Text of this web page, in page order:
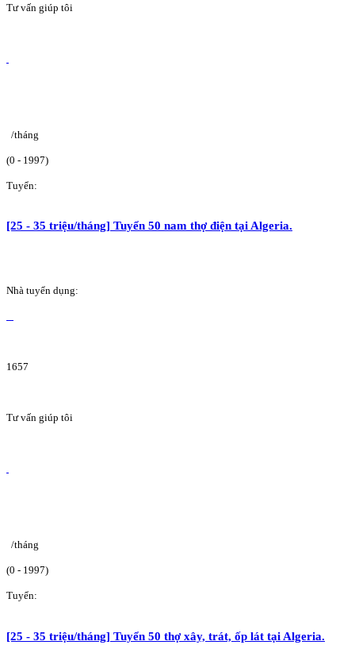
Tư vấn giúp tôi
/tháng
(0 - 1997)
Tuyển:
[25 - 35 triệu/tháng] Tuyển 50 nam thợ điện tại Algeria.
Nhà tuyển dụng:
1657
Tư vấn giúp tôi
/tháng
(0 - 1997)
Tuyển:
[25 - 35 triệu/tháng] Tuyển 50 thợ xây, trát, ốp lát tại Algeria.